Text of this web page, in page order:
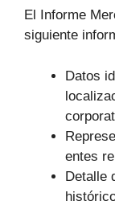
El Informe
siguiente
Datos
entes
Detalle